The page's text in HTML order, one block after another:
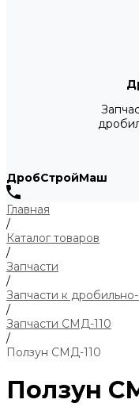
ДробСтройМаш
Главная
/
Каталог товаров
/
Запчасти
/
Запчасти к
/
Запчасти СМД-110
/
Ползун СМД-110
Ползун